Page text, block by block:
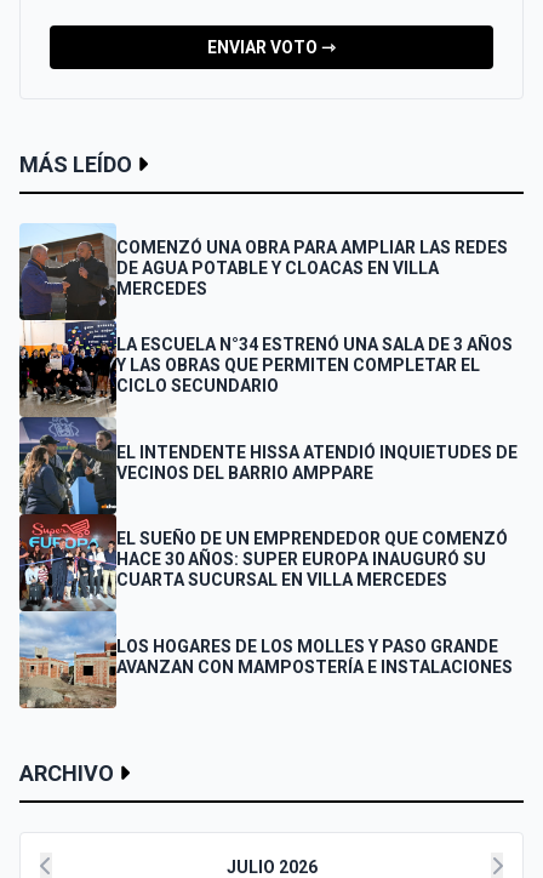
ENVIAR VOTO ⇾
MÁS LEÍDO
COMENZÓ UNA OBRA PARA AMPLIAR LAS REDES
DE AGUA POTABLE Y CLOACAS EN VILLA
MERCEDES
LA ESCUELA N°34 ESTRENÓ UNA SALA DE 3 AÑOS
Y LAS OBRAS QUE PERMITEN COMPLETAR EL
CICLO SECUNDARIO
EL INTENDENTE HISSA ATENDIÓ INQUIETUDES DE
VECINOS DEL BARRIO AMPPARE
EL SUEÑO DE UN EMPRENDEDOR QUE COMENZÓ
HACE 30 AÑOS: SUPER EUROPA INAUGURÓ SU
CUARTA SUCURSAL EN VILLA MERCEDES
LOS HOGARES DE LOS MOLLES Y PASO GRANDE
AVANZAN CON MAMPOSTERÍA E INSTALACIONES
ARCHIVO
JULIO 2026